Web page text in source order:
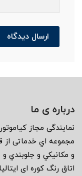
ارسال دیدگاه
درباره ی ما
نمايندگى مجاز
مجموعه اي خدماتى از
و مكانيكي و جلوبندي
اتاق رنگ كوره اى